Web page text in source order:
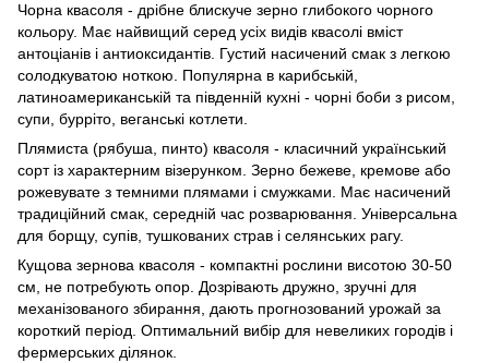
Чорна квасоля - дрібне блискуче зерно глибокого чорного
кольору. Має найвищий серед усіх видів квасолі вміст
антоціанів і антиоксидантів. Густий насичений смак з легкою
солодкуватою ноткою. Популярна в карибській,
латиноамериканській та південній кухні - чорні боби з рисом,
супи, бурріто, веганські котлети.
Плямиста (рябуша, пинто) квасоля - класичний український
сорт із характерним візерунком. Зерно бежеве, кремове або
рожевувате з темними плямами і смужками. Має насичений
традиційний смак, середній час розварювання. Універсальна
для борщу, супів, тушкованих страв і селянських рагу.
Кущова зернова квасоля - компактні рослини висотою 30-50
см, не потребують опор. Дозрівають дружно, зручні для
механізованого збирання, дають прогнозований урожай за
короткий період. Оптимальний вибір для невеликих городів і
фермерських ділянок.